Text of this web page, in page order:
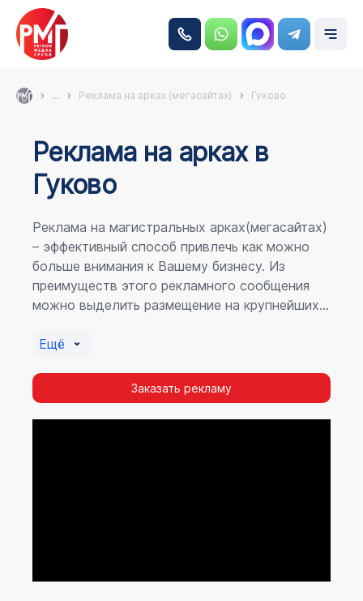
... Реклама на арках (мегасайтах) Гуково
Реклама на аркаx в
Гуково
Реклама на магистральных арках(мегасайтах)
– эффективный способ привлечь как можно
больше внимания к Вашему бизнесу. Из
преимуществ этого рекламного сообщения
можно выделить размещение на крупнейших
пешеходному потоку расположение в прямой
повторных контактов.
Реклама на арках(мегасайтах) в Гуково –
Ещё
Заказать рекламу